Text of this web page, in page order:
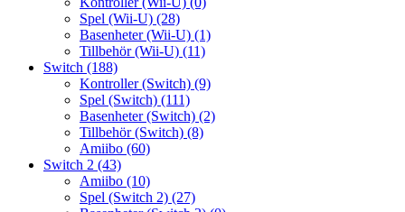
Spel (Wii-U) (28)
Basenheter (Wii-U) (1)
Tillbehör (Wii-U) (11)
Switch (188)
Kontroller (Switch) (9)
Spel (Switch) (111)
Basenheter (Switch) (2)
Tillbehör (Switch) (8)
Amiibo (60)
Switch 2 (43)
Amiibo (10)
Spel (Switch 2) (27)